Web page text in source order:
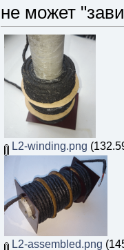
не может
L2-winding.png
L2-assembled.png